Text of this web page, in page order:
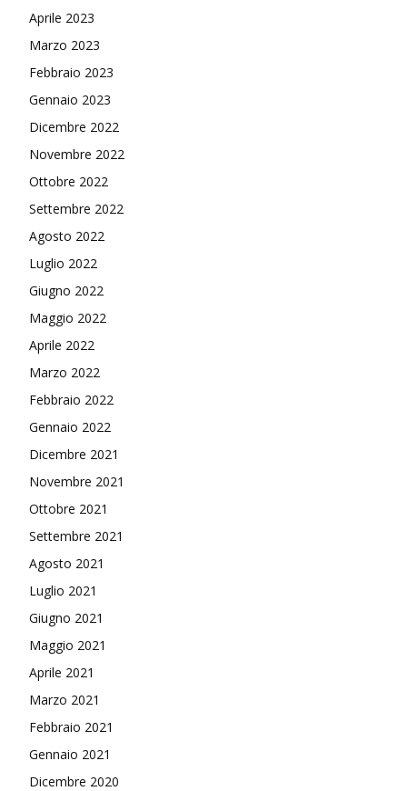
Aprile 2023
Marzo 2023
Febbraio 2023
Gennaio 2023
Dicembre 2022
Novembre 2022
Ottobre 2022
Settembre 2022
Agosto 2022
Luglio 2022
Giugno 2022
Maggio 2022
Aprile 2022
Marzo 2022
Febbraio 2022
Gennaio 2022
Dicembre 2021
Novembre 2021
Ottobre 2021
Settembre 2021
Agosto 2021
Luglio 2021
Giugno 2021
Maggio 2021
Aprile 2021
Marzo 2021
Febbraio 2021
Gennaio 2021
Dicembre 2020